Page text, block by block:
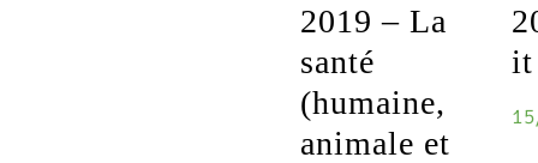
2019 – La
santé
(humaine,
animale et
it